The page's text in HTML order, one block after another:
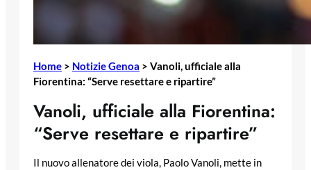
Home > Notizie Genoa > Vanoli, ufficiale alla
Fiorentina: “Serve resettare e ripartire”
Vanoli, ufficiale alla Fiorentina:
“Serve resettare e ripartire”
Il nuovo allenatore dei viola, Paolo Vanoli, mette in